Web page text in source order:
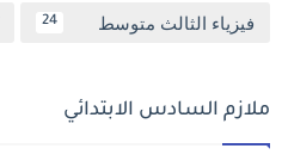
فيزياء الثالث متوسط 24
ملازم السادس الابتدائي